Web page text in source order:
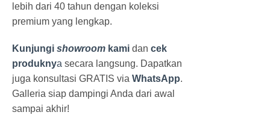
lebih dari 40 tahun dengan koleksi
premium yang lengkap.
Kunjungi showroom kami dan cek
produknya secara langsung. Dapatkan
juga konsultasi GRATIS via WhatsApp.
Galleria siap dampingi Anda dari awal
sampai akhir!